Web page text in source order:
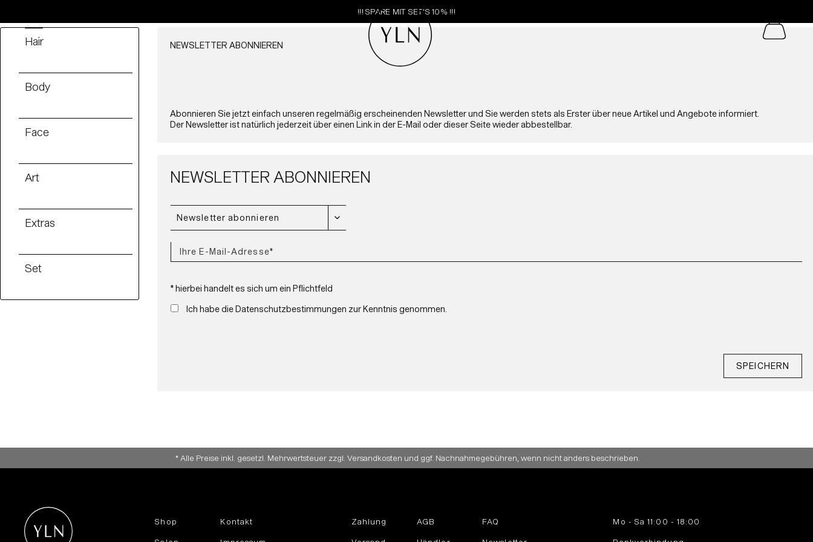
!!! SPARE MIT SET'S 10% !!!
Hair
Body
Face
Art
Extras
Set
NEWSLETTER ABONNIEREN
Abonnieren Sie jetzt einfach unseren regelmäßig erscheinenden Newsletter und Sie werden stets als Erster über neue Artikel und Angebote informiert.
Der Newsletter ist natürlich jederzeit über einen Link in der E-Mail oder dieser Seite wieder abbestellbar.
NEWSLETTER ABONNIEREN
* hierbei handelt es sich um ein Pflichtfeld
Ich habe dieDatenschutzbestimmungen zur Kenntnis genommen.
SPEICHERN
* Alle Preise inkl. gesetzl. Mehrwertsteuer zzgl. Versandkosten und ggf. Nachnahmegebühren, wenn nicht anders beschrieben.
Shop Kontakt Zahlung AGB FAQ Mo - Sa 11:00 - 18:00